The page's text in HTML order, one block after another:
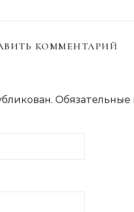
КОММЕНТАРИЙ
Обязательные